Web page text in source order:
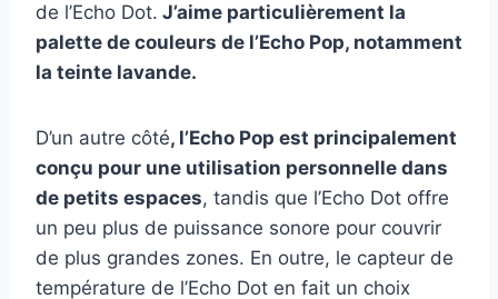
de l’Echo Dot. J’aime particulièrement la
palette de couleurs de l’Echo Pop, notamment
la teinte lavande.
D’un autre côté, l’Echo Pop est principalement
conçu pour une utilisation personnelle dans
de petits espaces, tandis que l’Echo Dot offre
un peu plus de puissance sonore pour couvrir
de plus grandes zones. En outre, le capteur de
température de l’Echo Dot en fait un choix